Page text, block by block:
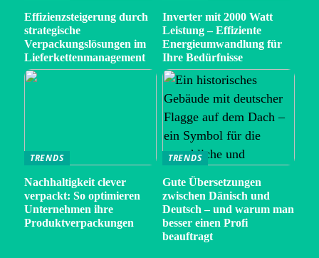
Effizienzsteigerung durch
strategische
Verpackungslösungen im
Lieferkettenmanagement
Inverter mit 2000 Watt
Leistung – Effiziente
Energieumwandlung für
Ihre Bedürfnisse
TRENDS
Nachhaltigkeit clever
verpackt: So optimieren
Unternehmen ihre
Produktverpackungen
TRENDS
Gute Übersetzungen
zwischen Dänisch und
Deutsch – und warum man
besser einen Profi
beauftragt